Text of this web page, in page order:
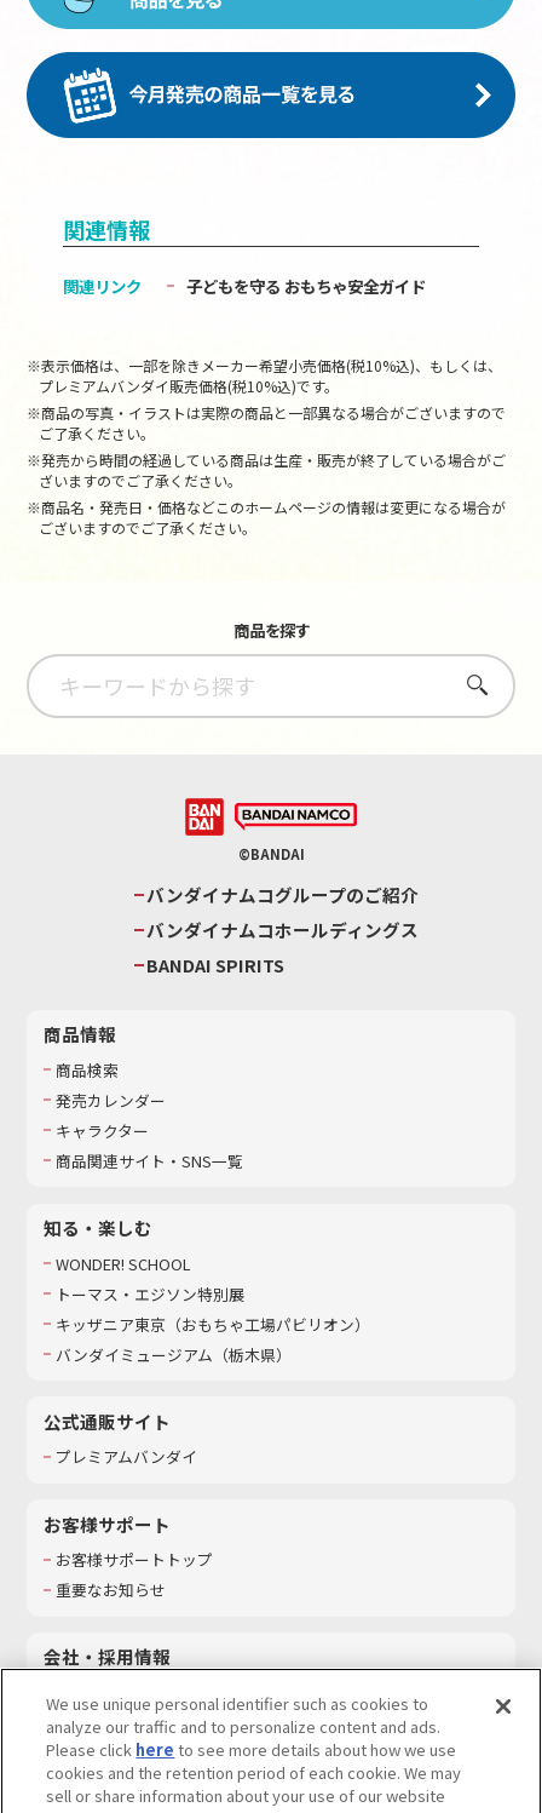
関連情報
関連リンク 子どもを守る おもちゃ安全ガイド
※表示価格は、一部を除きメーカー希望小売価格(税10%込)、もしくは、
プレミアムバンダイ販売価格(税10%込)です。
※商品の写真・イラストは実際の商品と一部異なる場合がございますので
ご了承ください。
※発売から時間の経過している商品は生産・販売が終了している場合がご
ざいますのでご了承ください。
※商品名・発売日・価格などこのホームページの情報は変更になる場合が
ございますのでご了承ください。
商品を探す
さがす
©BANDAI
バンダイナムコグループのご紹介
バンダイナムコホールディングス
BANDAI SPIRITS
商品情報
商品検索
発売カレンダー
キャラクター
商品関連サイト・SNS一覧
知る・楽しむ
WONDER! SCHOOL
トーマス・エジソン特別展
キッザニア東京（おもちゃ工場パビリオン）​
バンダイミュージアム（栃木県）
公式通販サイト
プレミアムバンダイ
お客様サポート
お客様サポートトップ
重要なお知らせ
会社・採用情報
採用情報
サステナビリティ
お問い合わせ
We use unique personal identifier such as cookies to
analyze our traffic and to personalize content and ads.
Please click here to see more details about how we use
cookies and the retention period of each cookie. We may
sell or share information about your use of our website